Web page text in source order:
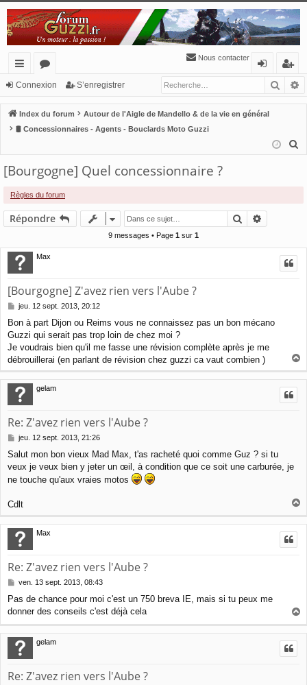
cc
ès
ra
de
or
u
m
Nous contacter
n
’e
nr
ist
Connexion S’enregistrer
Index du forum
Autour de l'Aigle de Mandello & de la vie en général
🛢 Concessionnaires - Agents - Bouclards Moto Guzzi
h
[Bourgogne] Quel concessionnaire ?
Règles du forum
Répondre Rechercher
9 messages • Page 1 sur 1
Max
[Bourgogne] Z'avez rien vers l'Aube ?
M
s
s
a
g
jeu. 12 sept. 2013, 20:12
Bon à part Dijon ou Reims vous ne connaissez pas un bon mécano
Guzzi qui serait pas trop loin de chez moi ?
Je voudrais bien qu'il me fasse une révision complète après je me
débrouillerai (en parlant de révision chez guzzi ca vaut combien )
a
u
gelam
Re: Z'avez rien vers l'Aube ?
M
s
s
a
jeu. 12 sept. 2013, 21:26
Salut mon bon vieux Mad Max, t'as racheté quoi comme Guz ? si tu
veux je veux bien y jeter un œil, à condition que ce soit une carburée, je
ne touche qu'aux vraies motos
Cdlt
u
Max
Re: Z'avez rien vers l'Aube ?
M
s
s
a
g
e
ven. 13 sept. 2013, 08:43
Pas de chance pour moi c'est un 750 breva IE, mais si tu peux me
donner des conseils c'est déjà cela
a
u
gelam
Re: Z'avez rien vers l'Aube ?